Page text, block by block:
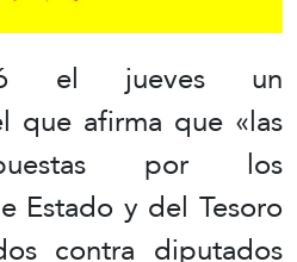
el jueves un
que afirma que «las
por los
Estado y del Tesoro
contra diputados